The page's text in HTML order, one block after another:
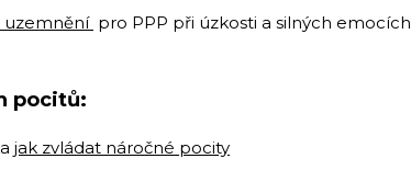
uzemnění pro PPP při úzkosti a silných emocích
pocitů:
jak zvládat náročné pocity